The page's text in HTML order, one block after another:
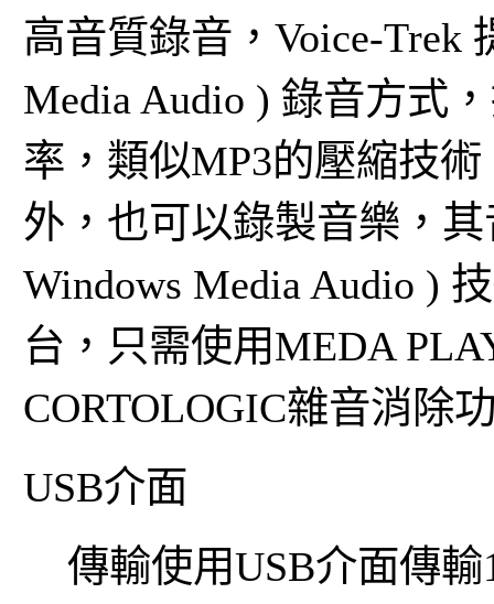
高音質錄音， Voice-Trek
Media Audio ) 錄音方式
率，類似MP3的壓縮技
外，也可以錄製音樂，
Windows Media Audio )
台，只需使用MEDA
CORTOLOGIC雜音消除
USB介面
傳輸使用USB介面傳